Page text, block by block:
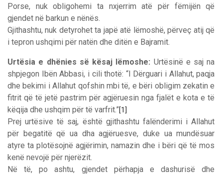
Porse, nuk obligohemi ta nxjerrim atë për fëmijën që
gjendet në barkun e nënës.
Gjithashtu, nuk detyrohet ta japë atë lëmoshë, përveç atij që
i tepron ushqimi për natën dhe ditën e Bajramit.
Urtësia e dhënies së kësaj lëmoshe: Urtësinë e saj na
shpjegon Ibën Abbasi, i cili thotë: “I Dërguari i Allahut, paqja
dhe bekimi i Allahut qofshin mbi të, e bëri obligim zekatin e
fitrit që të jetë pastrim për agjëruesin nga fjalët e kota e të
këqija dhe ushqim për të varfrit.”[1]
Prej urtësive të saj, është gjithashtu falënderimi i Allahut
për begatitë që ua dha agjëruesve, duke ua mundësuar
atyre ta plotësojnë agjërimin, namazin dhe i bëri që të mos
kenë nevojë për njerëzit.
Në të, po ashtu, gjendet përhapja e dashurisë dhe